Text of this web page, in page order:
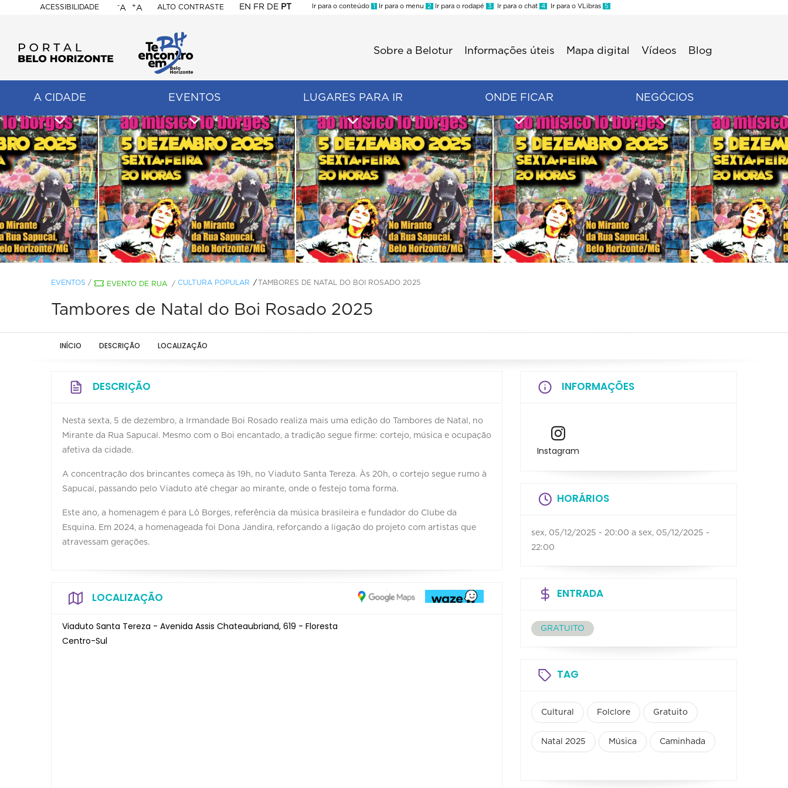
ACESSIBILIDADE
BELO
HORIZONTE
-A +A ALTO CONTRASTE EN FR DE PT
Ir para o conteúdo 1 Ir para o menu 2 Ir para o rodapé 3 Ir para o chat 4 Ir para o VLibras 5
Sobre a Belotur Informações úteis Mapa digital Vídeos Blog
A CIDADE EVENTOS LUGARES PARA IR ONDE FICAR NEGÓCIOS
EVENTOS / EVENTO DE RUA / CULTURA POPULAR TAMBORES DE NATAL DO BOI ROSADO 2025
Tambores de Natal do Boi Rosado 2025
INÍCIO DESCRIÇÃO LOCALIZAÇÃO
DESCRIÇÃO
Nesta sexta, 5 de dezembro, a Irmandade Boi Rosado realiza mais uma edição do Tambores de Natal, no
Mirante da Rua Sapucaí. Mesmo com o Boi encantado, a tradição segue firme: cortejo, música e ocupação
afetiva da cidade.
A concentração dos brincantes começa às 19h, no Viaduto Santa Tereza. Às 20h, o cortejo segue rumo à
Sapucaí, passando pelo Viaduto até chegar ao mirante, onde o festejo toma forma.
Este ano, a homenagem é para Lô Borges, referência da música brasileira e fundador do Clube da
Esquina. Em 2024, a homenageada foi Dona Jandira, reforçando a ligação do projeto com artistas que
atravessam gerações.
LOCALIZAÇÃO
Viaduto Santa Tereza - Avenida Assis Chateaubriand, 619 - Floresta
Centro-Sul
INFORMAÇÕES
Instagram
HORÁRIOS
sex, 05/12/2025 - 20:00 a sex, 05/12/2025 -
22:00
ENTRADA
GRATUITO
TAG
Cultural Folclore Gratuito
Natal 2025 Música Caminhada